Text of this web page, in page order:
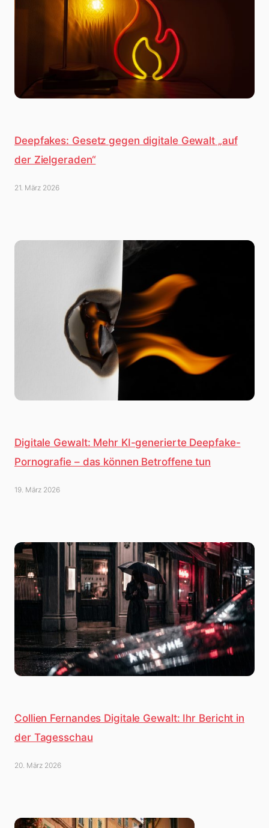
Deepfakes: Gesetz gegen digitale Gewalt „auf
der Zielgeraden“
21. März 2026
Digitale Gewalt: Mehr KI-generierte Deepfake-
Pornografie – das können Betroffene tun
19. März 2026
Collien Fernandes Digitale Gewalt: Ihr Bericht in
der Tagesschau
20. März 2026